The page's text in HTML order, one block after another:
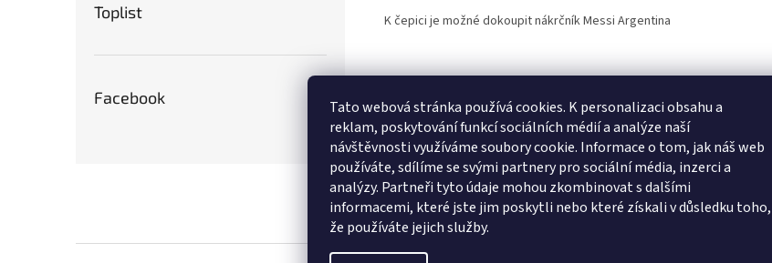
Tato webová stránka používá cookies. K personalizaci obsahu a
reklam, poskytování funkcí sociálních médií a analýze naší
návštěvnosti využíváme soubory cookie. Informace o tom, jak náš web
používáte, sdílíme se svými partnery pro sociální média, inzerci a
analýzy. Partneři tyto údaje mohou zkombinovat s dalšími
informacemi, které jste jim poskytli nebo které získali v důsledku toho,
že používáte jejich služby.
Toplist
Facebook
K čepici je možné dokoupit nákrčník Messi Argentina
Zboží.cz Heureka.cz Námořnická trička Levné ubytování